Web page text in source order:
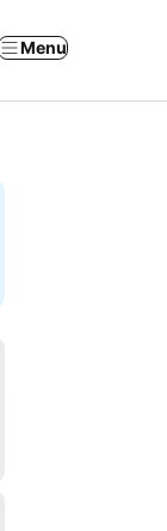
Menu